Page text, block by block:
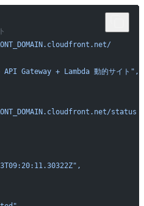
Gateway + Lambda 動的サイト",
status